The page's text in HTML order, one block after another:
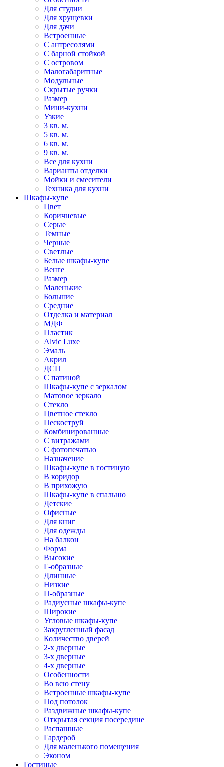
Для студии
Для хрущевки
Для дачи
Встроенные
С антресолями
С барной стойкой
С островом
Малогабаритные
Модульные
Скрытые ручки
Размер
Мини-кухни
Узкие
3 кв. м.
5 кв. м.
6 кв. м.
9 кв. м.
Все для кухни
Варианты отделки
Мойки и смесители
Техника для кухни
Шкафы-купе
Цвет
Коричневые
Серые
Темные
Черные
Светлые
Белые шкафы-купе
Венге
Размер
Маленькие
Большие
Средние
Отделка и материал
МДФ
Пластик
Alvic Luxe
Эмаль
Акрил
ДСП
С патиной
Шкафы-купе с зеркалом
Матовое зеркало
Стекло
Цветное стекло
Пескоструй
Комбинированные
С витражами
С фотопечатью
Назначение
Шкафы-купе в гостиную
В коридор
В прихожую
Шкафы-купе в спальню
Детские
Офисные
Для книг
Для одежды
На балкон
Форма
Высокие
Г-образные
Длинные
Низкие
П-образные
Радиусные шкафы-купе
Широкие
Угловые шкафы-купе
Закругленный фасад
Количество дверей
2-х дверные
3-х дверные
4-х дверные
Особенности
Во всю стену
Встроенные шкафы-купе
Под потолок
Раздвижные шкафы-купе
Открытая секция посередине
Распашные
Гардероб
Для маленького помещения
Эконом
Гостиные